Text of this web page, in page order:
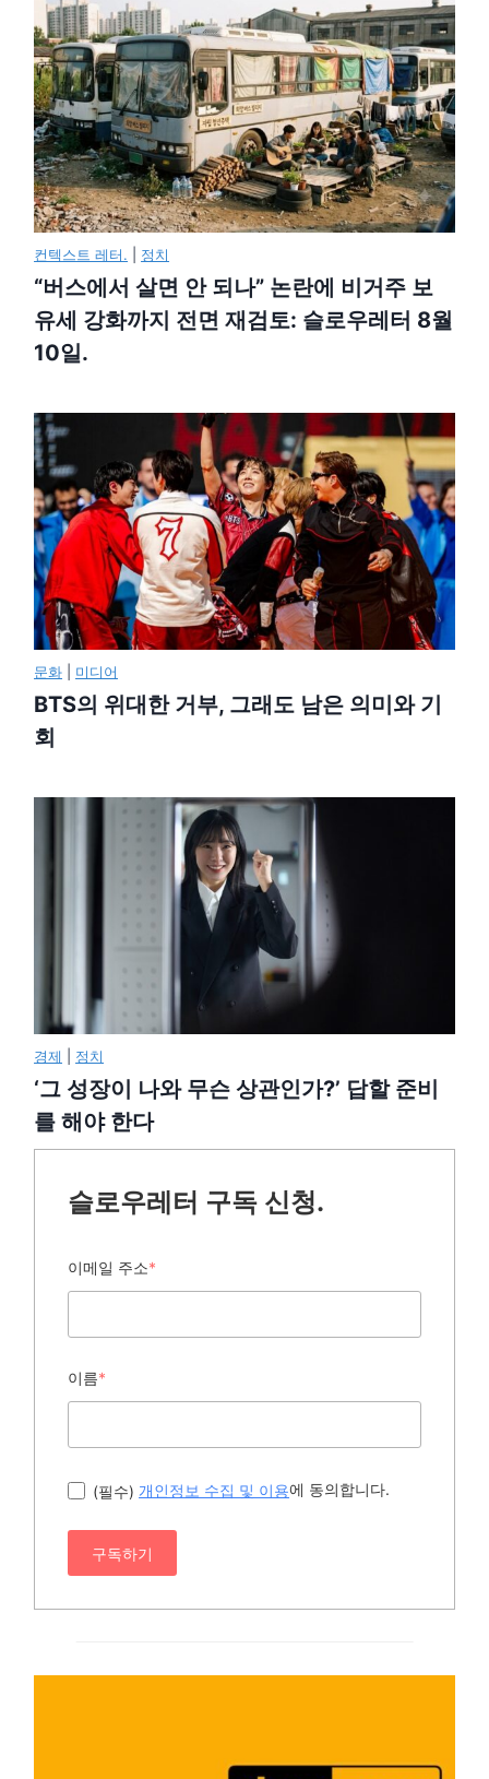
컨텍스트 레터. 정치
“버스에서 살면 안 되나” 논란에 비거주 보
유세 강화까지 전면 재검토: 슬로우레터 8월
10일.
문화 미디어
BTS의 위대한 거부, 그래도 남은 의미와 기
회
경제 정치
‘그 성장이 나와 무슨 상관인가?’ 답할 준비
를 해야 한다
슬로우레터 구독 신청.
이메일 주소*
이름*
(필수) 개인정보 수집 및 이용에 동의합니다.
구독하기